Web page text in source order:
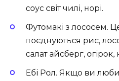
соус світ чилі, норі.
Футомакі з лососем.
поєднуються рис,
салат айсберг,
Ебі Рол. Якщо ви